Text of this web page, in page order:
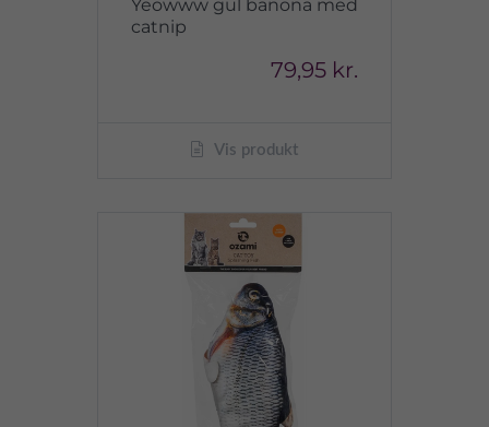
Yeowww gul banona med
catnip
79,95 kr.
Vis produkt